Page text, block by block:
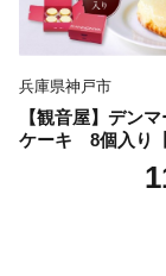
兵庫県神戸市
【観音屋】デン
ケーキ 8個入り
ーズケーキ 人気
すすめスイーツ